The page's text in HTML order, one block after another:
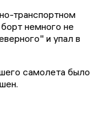
транспортном
немного не
и упал в
самолета было